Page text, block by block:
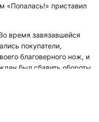
«Попалась!» приставил
время завязавшейся
покупатели,
благоверного нож, и
был сбавить обороты